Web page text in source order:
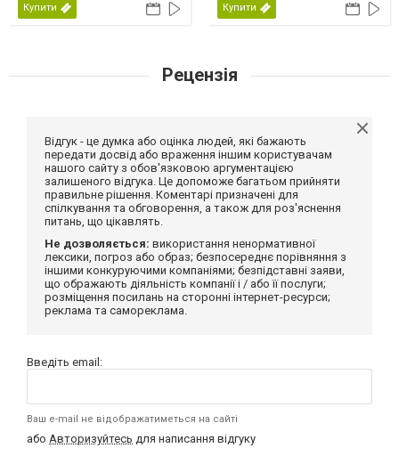
Купити
Купити
Рецензія
Відгук - це думка або оцінка людей, які бажають
передати досвід або враження іншим користувачам
нашого сайту з обов'язковою аргументацією
залишеного відгука. Це допоможе багатьом прийняти
правильне рішення. Коментарі призначені для
спілкування та обговорення, а також для роз'яснення
питань, що цікавлять.
Не дозволяється: використання ненормативної
лексики, погроз або образ; безпосереднє порівняння з
іншими конкуруючими компаніями; безпідставні заяви,
що ображають діяльність компанії і / або її послуги;
розміщення посилань на сторонні інтернет-ресурси;
реклама та самореклама.
Введіть email:
Ваш e-mail не відображатиметься на сайті
або Авторизуйтесь для написання відгуку